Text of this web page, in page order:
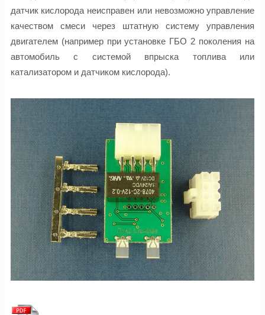
датчик кислорода неисправен или невозможно управление
качеством смеси через штатную систему управления
двигателем (например при установке ГБО 2 поколения на
автомобиль с системой впрыска топлива или
катализатором и датчиком кислорода).